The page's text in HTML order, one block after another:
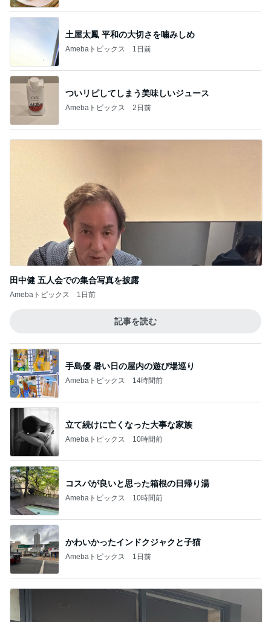
土屋太鳳 平和の大切さを噛みしめ
Amebaトピックス 1日前
ついリピしてしまう美味しいジュース
Amebaトピックス 2日前
田中健 五人会での集合写真を披露
Amebaトピックス 1日前
記事を読む
手島優 暑い日の屋内の遊び場巡り
Amebaトピックス 14時間前
立て続けに亡くなった大事な家族
Amebaトピックス 10時間前
コスパが良いと思った箱根の日帰り湯
Amebaトピックス 10時間前
かわいかったインドクジャクと子猫
Amebaトピックス 1日前